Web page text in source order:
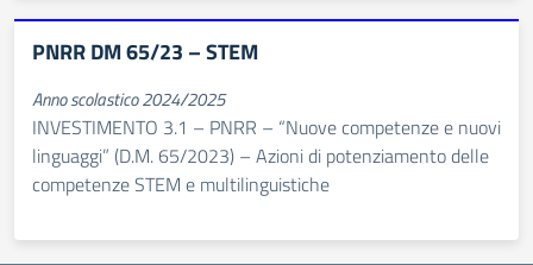
PNRR DM 65/23 – STEM
Anno scolastico 2024/2025
INVESTIMENTO 3.1 – PNRR – “Nuove competenze e nuovi
linguaggi” (D.M. 65/2023) – Azioni di potenziamento delle
competenze STEM e multilinguistiche